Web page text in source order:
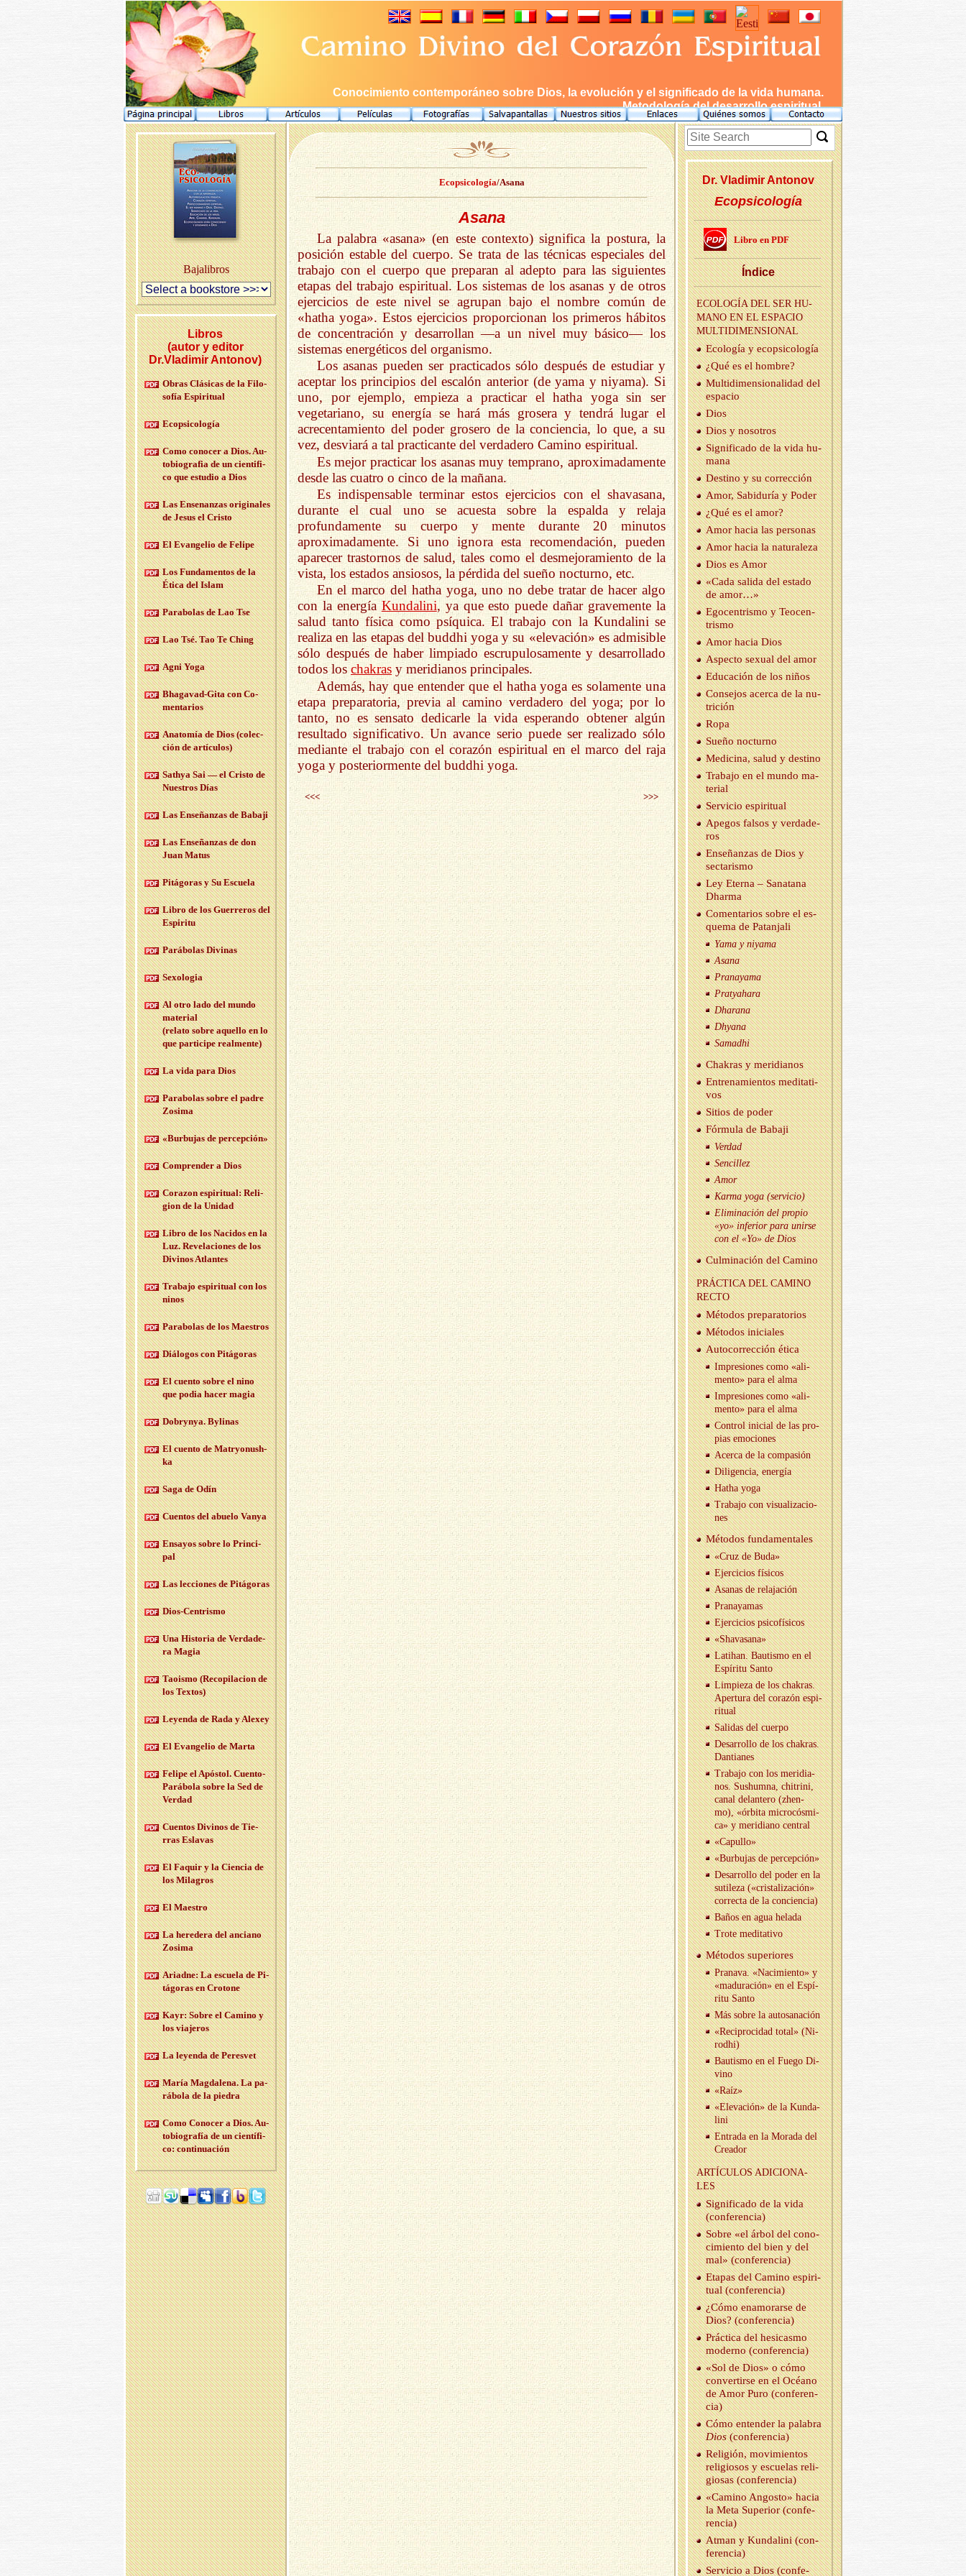
Conocimiento contemporáneo sobre Dios, la evolución y el significado de la vida humana.
Metodología del desarrollo espiritual.
Ecopsicología/Asana
Asana
La palabra «asana» (en este contexto) significa la postura, la
posición estable del cuerpo. Se trata de las técnicas especiales del
trabajo con el cuerpo que preparan al adepto para las siguientes
etapas del trabajo espiritual. Los sistemas de los asanas y de otros
ejercicios de este nivel se agrupan bajo el nombre común de
«hatha yoga». Estos ejercicios proporcionan los primeros hábitos
de concentración y desarrollan —a un nivel muy básico— los
sistemas energéticos del organismo.
Los asanas pueden ser practicados sólo después de estudiar y
aceptar los principios del escalón anterior (de yama y niyama). Si
uno, por ejemplo, empieza a practicar el hatha yoga sin ser
vegetariano, su energía se hará más grosera y tendrá lugar el
acrecentamiento del poder grosero de la conciencia, lo que, a su
vez, desviará a tal practicante del verdadero Camino espiritual.
Es mejor practicar los asanas muy temprano, aproximadamente
desde las cuatro o cinco de la mañana.
Es indispensable terminar estos ejercicios con el shavasana,
durante el cual uno se acuesta sobre la espalda y relaja
profundamente su cuerpo y mente durante 20 minutos
aproximadamente. Si uno ignora esta recomendación, pueden
aparecer trastornos de salud, tales como el desmejoramiento de la
vista, los estados ansiosos, la pérdida del sueño nocturno, etc.
En el marco del hatha yoga, uno no debe tratar de hacer algo
con la energíaKundalini, ya que esto puede dañar gravemente la
salud tanto física como psíquica. El trabajo con la Kundalini se
realiza en las etapas del buddhi yoga y su «elevación» es admisible
sólo después de haber limpiado escrupulosamente y desarrollado
todos loschakras y meridianos principales.
Además, hay que entender que el hatha yoga es solamente una
etapa preparatoria, previa al camino verdadero del yoga; por lo
tanto, no es sensato dedicarle la vida esperando obtener algún
resultado significativo. Un avance serio puede ser realizado sólo
mediante el trabajo con el corazón espiritual en el marco del raja
yoga y posteriormente del buddhi yoga.
<<< >>>
Dr. Vla­di­mir An­to­nov
Ecopsicología
Libro en PDF
Ín­di­ce
ECO­LO­GÍA DEL SER HU­
MANO EN EL ES­PA­CIO
MUL­TI­DI­MEN­SIO­NAL
Eco­lo­gía y eco­psi­co­lo­gía
¿Qué es el hom­bre?
Mul­ti­di­men­sio­na­li­dad del
es­pa­cio
Dios
Dios y no­so­tros
Sig­ni­fi­ca­do de la vida hu­
ma­na
Des­tino y su co­rrec­ción
Amor, Sa­bi­du­ría y Poder
¿Qué es el amor?
Amor hacia las per­so­nas
Amor hacia la na­tu­ra­le­za
Dios es Amor
«Cada sa­li­da del es­ta­do
de amor…»
Ego­cen­tris­mo y Teo­cen­
tris­mo
Amor hacia Dios
As­pec­to se­xual del amor
Edu­ca­ción de los niños
Con­se­jos acer­ca de la nu­
tri­ción
Ropa
Sueño noc­turno
Me­di­ci­na, salud y des­tino
Tra­ba­jo en el mundo ma­
te­rial
Ser­vi­cio es­pi­ri­tual
Ape­gos fal­sos y ver­da­de­
ros
En­se­ñan­zas de Dios y
sec­ta­ris­mo
Ley Eter­na – Sa­na­ta­na
Dhar­ma
Co­men­ta­rios sobre el es­
que­ma de Pa­tan­ja­li
Yama y ni­ya­ma
Asana
Pra­na­ya­ma
Prat­yaha­ra
Dha­ra­na
Dh­ya­na
Sa­mad­hi
Cha­kras y me­ri­dia­nos
En­tre­na­mien­tos me­di­ta­ti­
vos
Si­tios de poder
Fór­mu­la de Ba­ba­ji
Ver­dad
Sen­ci­llez
Amor
Karma yoga (ser­vi­cio)
Eli­mi­na­ción del pro­pio
«yo» in­fe­rior para unir­se
con el «Yo» de Dios
Cul­mi­na­ción del Ca­mino
PRÁC­TI­CA DEL CA­MINO
RECTO
Mé­to­dos pre­pa­ra­to­rios
Mé­to­dos ini­cia­les
Au­to­co­rrec­ción ética
Im­pre­sio­nes como «ali­
men­to» para el alma
Im­pre­sio­nes como «ali­
men­to» para el alma
Con­trol ini­cial de las pro­
pias emo­cio­nes
Acer­ca de la com­pa­sión
Di­li­gen­cia, ener­gía
Hatha yoga
Tra­ba­jo con vi­sua­li­za­cio­
nes
Mé­to­dos fun­da­men­ta­les
«Cruz de Buda»
Ejer­ci­cios fí­si­cos
Asa­nas de re­la­ja­ción
Pra­na­ya­mas
Ejer­ci­cios psi­co­fí­si­cos
«Sha­va­sa­na»
La­tihan. Bau­tis­mo en el
Es­pí­ri­tu Santo
Lim­pie­za de los cha­kras.
Aper­tu­ra del co­ra­zón es­pi­
ri­tual
Sa­li­das del cuer­po
Desa­rro­llo de los cha­kras.
Dan­tia­nes
Tra­ba­jo con los me­ri­dia­
nos. Sus­hum­na, chi­tri­ni,
canal de­lan­te­ro (zhen-
mo), «ór­bi­ta mi­cro­cós­mi­
ca» y me­ri­diano cen­tral
«Ca­pu­llo»
«Bur­bu­jas de per­cep­ción»
Desa­rro­llo del poder en la
su­ti­le­za («cris­ta­li­za­ción»
co­rrec­ta de la con­cien­cia)
Baños en agua he­la­da
Trote me­di­ta­ti­vo
Mé­to­dos su­pe­rio­res
Pra­na­va. «Na­ci­mien­to» y
«ma­du­ra­ción» en el Es­pí­
ri­tu Santo
Más sobre la au­to­sa­na­ción
«Re­ci­pro­ci­dad total» (Ni­
rod­hi)
Bau­tis­mo en el Fuego Di­
vino
«Raíz»
«Ele­va­ción» de la Kun­da­
li­ni
En­tra­da en la Mo­ra­da del
Crea­dor
AR­TÍCU­LOS ADI­CIO­NA­
LES
Sig­ni­fi­ca­do de la vida
(con­fe­ren­cia)
Sobre «el árbol del co­no­
ci­mien­to del bien y del
mal» (con­fe­ren­cia)
Eta­pas del Ca­mino es­pi­ri­
tual (con­fe­ren­cia)
¿Cómo enamo­rar­se de
Dios? (con­fe­ren­cia)
Prác­ti­ca del he­si­cas­mo
mo­derno (con­fe­ren­cia)
«Sol de Dios» o cómo
con­ver­tir­se en el Océano
de Amor Puro (con­fe­ren­
cia)
Cómo en­ten­der la pa­la­bra
Dios(con­fe­ren­cia)
Re­li­gión, mo­vi­mien­tos
re­li­gio­sos y es­cue­las re­li­
gio­sas (con­fe­ren­cia)
«Ca­mino An­gos­to» hacia
la Meta Su­pe­rior (con­fe­
ren­cia)
Atman y Kun­da­li­ni (con­
fe­ren­cia)
Ser­vi­cio a Dios (con­fe­
Bajalibros
Libros
(autor y editor
Dr.Vladimir Antonov)
Obras Clá­si­cas de la Fi­lo­
so­fía Es­pi­ri­tual
Eco­psi­co­lo­gía
Como co­no­cer a Dios. Au­
to­bio­gra­fia de un cien­ti­fi­
co que es­tu­dio a Dios
Las En­se­nan­zas ori­gi­na­les
de Jesus el Cris­to
El Evan­ge­lio de Fe­li­pe
Los Fun­da­men­tos de la
Ética del Islam
Pa­ra­bo­las de Lao Tse
Lao Tsé. Tao Te Ching
Agni Yoga
Bha­ga­vad-Gi­ta con Co­
men­ta­rios
Anato­mía de Dios (co­lec­
ción de ar­tícu­los)
Sath­ya Sai — el Cris­to de
Nues­tros Días
Las En­se­ñan­zas de Ba­ba­ji
Las En­se­ñan­zas de don
Juan Matus
Pi­tá­go­ras y Su Es­cue­la
Libro de los Gue­rre­ros del
Es­pi­ri­tu
Pa­rá­bo­las Di­vi­nas
Se­xo­lo­gia
Al otro lado del mundo
ma­te­rial
(re­la­to sobre aque­llo en lo
que par­ti­ci­pe real­men­te)
La vida para Dios
Pa­ra­bo­las sobre el padre
Zo­si­ma
«Bur­bu­jas de per­cep­ción»
Com­pren­der a Dios
Co­ra­zon es­pi­ri­tual: Re­li­
gion de la Uni­dad
Libro de los Na­ci­dos en la
Luz. Re­ve­la­cio­nes de los
Di­vi­nos Atlan­tes
Tra­ba­jo es­pi­ri­tual con los
ninos
Pa­ra­bo­las de los Maes­tros
Diá­lo­gos con Pi­tá­go­ras
El cuen­to sobre el nino
que podia hacer magia
Do­bryn­ya. By­li­nas
El cuen­to de Ma­tr­yo­nush­
ka
Saga de Odín
Cuen­tos del abue­lo Vanya
En­sa­yos sobre lo Prin­ci­
pal
Las lec­cio­nes de Pi­tá­go­ras
Dios-Cen­tris­mo
Una His­to­ria de Ver­da­de­
ra Magia
Taois­mo (Re­co­pi­la­cion de
los Tex­tos)
Le­yen­da de Rada y Ale­xey
El Evan­ge­lio de Marta
Fe­li­pe el Após­tol. Cuen­to-
Pa­rá­bo­la sobre la Sed de
Ver­dad
Cuen­tos Di­vi­nos de Tie­
rras Es­la­vas
El Fa­quir y la Cien­cia de
los Mi­la­gros
El Maes­tro
La he­re­de­ra del an­ciano
Zo­si­ma
Ariad­ne: La es­cue­la de Pi­
tá­go­ras en Cro­to­ne
Kayr: Sobre el Ca­mino y
los via­je­ros
La le­yen­da de Pe­res­vet
María Mag­da­le­na. La pa­
rá­bo­la de la pie­dra
Como Co­no­cer a Dios. Au­
to­bio­gra­fía de un cien­tí­fi­
co: con­ti­nua­ción